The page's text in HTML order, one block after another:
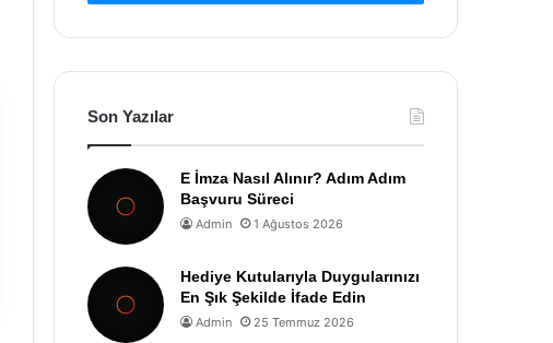
Son Yazılar
E İmza Nasıl Alınır? Adım Adım
Başvuru Süreci
Admin 1 Ağustos 2026
Hediye Kutularıyla Duygularınızı
En Şık Şekilde İfade Edin
Admin 25 Temmuz 2026